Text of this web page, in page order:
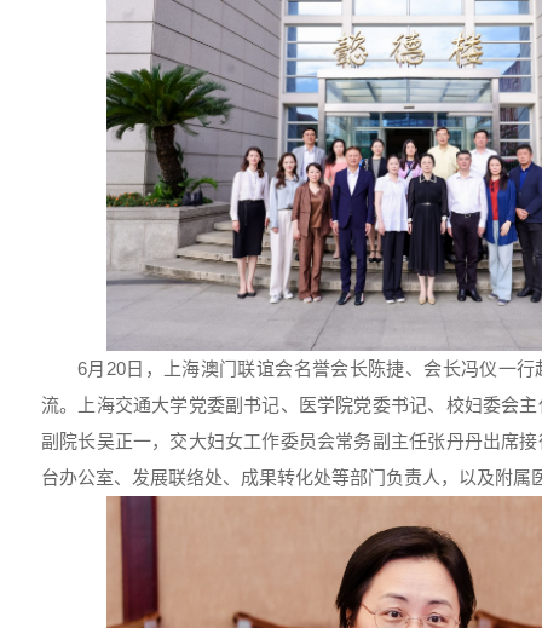
6月20日，上海澳门联谊会名誉会长陈捷、会长冯仪一
流。上海交通大学党委副书记、医学院党委书记、校妇委会
副院长吴正一，交大妇女工作委员会常务副主任张丹丹出席
台办公室、发展联络处、成果转化处等部门负责人，以及附属